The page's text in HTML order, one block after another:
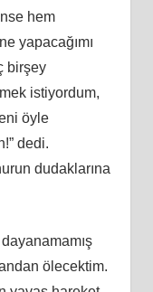
hem
yapacağımı
birşey
istiyordum,
öyle
dedi.
dudaklarına
dayanamamış
ölecektim.